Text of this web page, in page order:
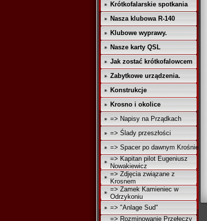
Krótkofalarskie spotkania
Nasza klubowa R-140
Klubowe wyprawy.
Nasze karty QSL
Jak zostać krótkofalowcem
Zabytkowe urządzenia.
Konstrukcje
Krosno i okolice
=> Napisy na Prządkach
=> Ślady przeszłości
=> Spacer po dawnym Krośnie
=> Kapitan pilot Eugeniusz
Nowakiewicz
=> Zdjęcia związane z
Krosnem
=> Zamek Kamieniec w
Odrzykoniu
=> "Anlage Sud"
=> Rozminowanie Przełęczy